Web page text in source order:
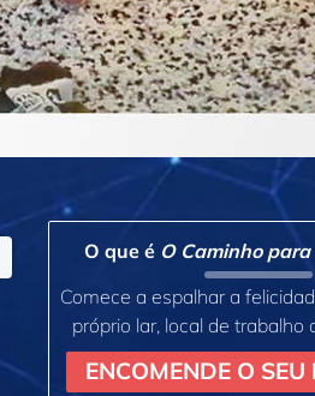
O que é O Caminho
Comece a espalhar a
próprio lar, local de trabalho
ENCOMENDE O SEU